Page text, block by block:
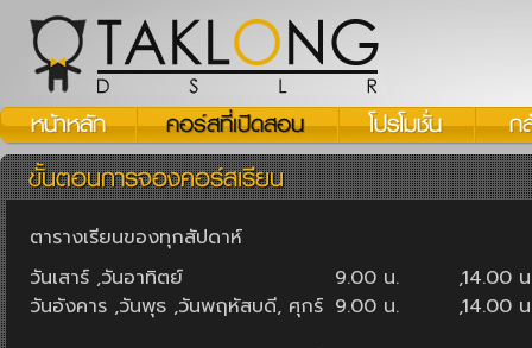
ตารางเรียนของทุกสัปดาห์
วันเสาร์ ,วันอาทิตย์
9.00 น.
,14.00
วันอังคาร ,วันพุธ ,วันพฤหัสบดี, ศุกร์ 9.00 น.
,14.00